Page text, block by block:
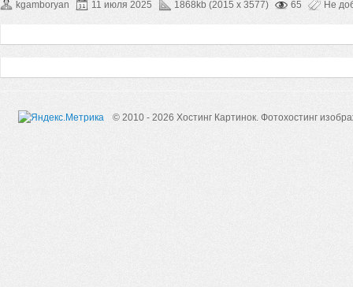
kgamboryan 11 июля 2025 1868kb (2015 x 3577) 65 Не
© 2010 - 2026 Хостинг Картинок. Фотохостинг